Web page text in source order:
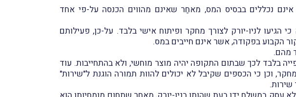
נכללים בבסיס המס, מאחַר שאינם מהווים הכנסה על-פי אחד
הגיעו לניו-יורק לצורך מחקר ופיתוח אישי בלבד. על-כן, פעילותם
הקבוע בפקודה, אשר אינם חייבים במס.
מהם.
בלבד לכך שבתום התקופה יהיה מוצר מוחשי, ולא בהתחייבות. עוד
וכן כי הכספים שקיבל לא יכולים להוות תמורה הוגנת ל"שירות"